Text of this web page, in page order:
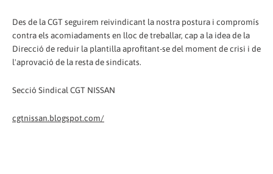
Des de la CGT seguirem reivindicant la nostra postura i compromís
contra els acomiadaments en lloc de treballar, cap a la idea de la
Direcció de reduir la plantilla aprofitant-se del moment de crisi i de
l'aprovació de la resta de sindicats.
Secció Sindical CGT NISSAN
cgtnissan.blogspot.com/